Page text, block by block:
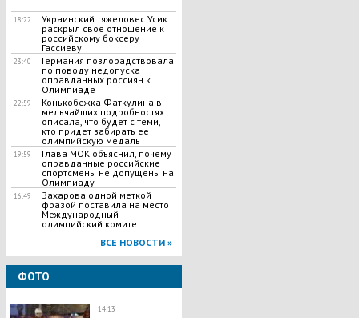
18:22
Украинский тяжеловес Усик
раскрыл свое отношение к
российскому боксеру
Гассиеву
23:40
Германия позлорадствовала
по поводу недопуска
оправданных россиян к
Олимпиаде
22:59
Конькобежка Фаткулина в
мельчайших подробностях
описала, что будет с теми,
кто придет забирать ее
олимпийскую медаль
19:59
Глава МОК объяснил, почему
оправданные российские
спортсмены не допущены на
Олимпиаду
16:49
Захарова одной меткой
фразой поставила на место
Международный
олимпийский комитет
ВСЕ НОВОСТИ »
ФОТО
14:13